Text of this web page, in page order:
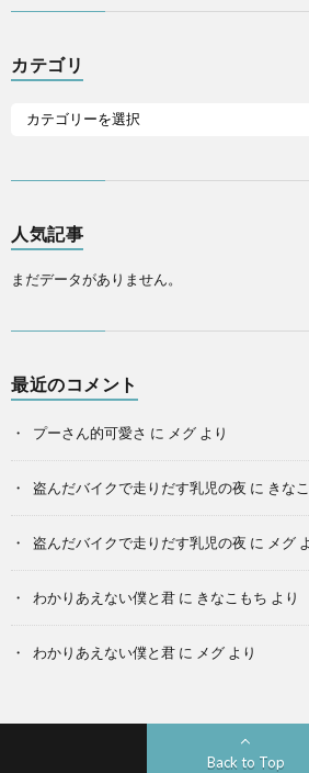
カテゴリ
人気記事
まだデータがありません。
最近のコメント
プーさん的可愛さ に メグ より
盗んだバイクで走りだす乳児の夜 に きな
盗んだバイクで走りだす乳児の夜 に メグ
わかりあえない僕と君 に きなこもち より
わかりあえない僕と君 に メグ より
Back to Top